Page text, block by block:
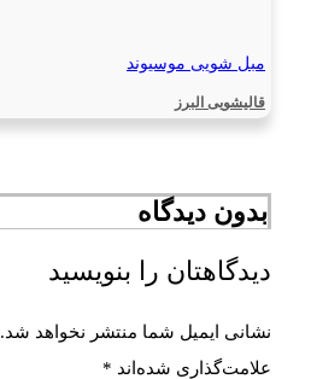
مبل شویی موسیوند
قالیشویی البرز
بدون دیدگاه
دیدگاهتان را بنویسید
نشانی ایمیل شما منتشر نخواهد شد.
علامت‌گذاری شده‌اند *